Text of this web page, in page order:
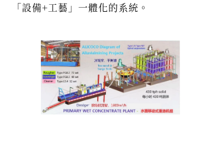
「設備+工藝」一體化的系統。